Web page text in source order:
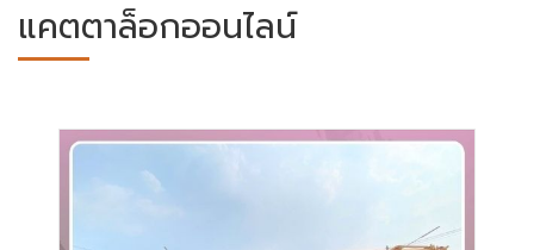
แคตตาล็อกออนไลน์